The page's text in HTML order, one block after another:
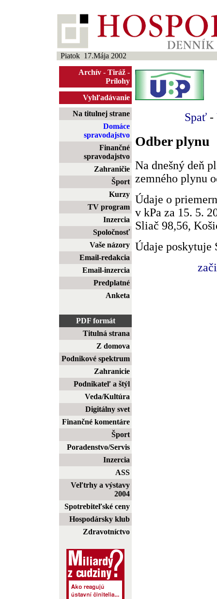
Piatok 17.Mája 2002
Archív - Tiráž -
Prílohy
Vyhľadávanie
Na titulnej strane
Domáce
spravodajstvo
Finančné
spravodajstvo
Zahraničie
Šport
Kurzy
TV program
Inzercia
Spoločnosť
Vaše názory
Email-redakcia
Email-inzercia
Predplatné
Anketa
PDF formát
Titulná strana
Z domova
Podnikové spektrum
Zahranicie
Podnikateľ a štýl
Veda/Kultúra
Digitálny svet
Finančné komentáre
Šport
Poradenstvo/Servis
Inzercia
ASS
Veľtrhy a výstavy
2004
Spotrebiteľské ceny
Hospodársky klub
Zdravotníctvo
Spať -
Odber plynu
Na dnešný deň
zemného plynu
Údaje o
v kPa za 15. 5.
Sliač 98,56,
Údaje poskytuje